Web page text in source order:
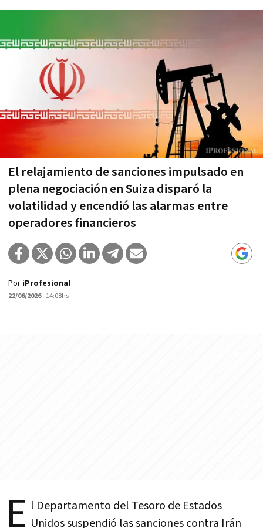
El relajamiento de sanciones impulsado en
plena negociación en Suiza disparó la
volatilidad y encendió las alarmas entre
operadores financieros
Por iProfesional
22/06/2026- 14:08hs
E l Departamento del Tesoro de Estados
Unidos suspendió las sanciones contra Irán